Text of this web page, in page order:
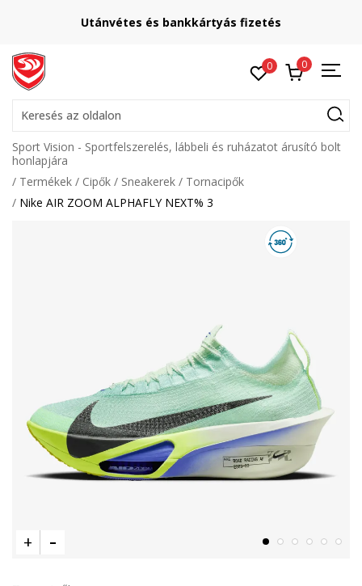
Utánvétes és bankkártyás fizetés
0 0
Keresés az oldalon
Sport Vision - Sportfelszerelés, lábbeli és ruházatot árusító bolt
honlapjára
Termékek
Cipők Sneakerek
Tornacipők
Nike AIR ZOOM ALPHAFLY NEXT% 3